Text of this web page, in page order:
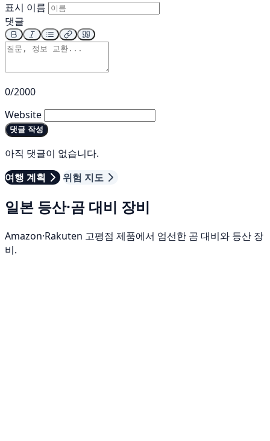
표시 이름
댓글
0/2000
Website
댓글 작성
아직 댓글이 없습니다.
여행 계획
위험 지도
일본 등산·곰 대비 장비
Amazon·Rakuten 고평점 제품에서 엄선한 곰 대비와 등산 장
비.